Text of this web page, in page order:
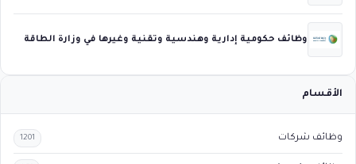
وظائف حكومية إدارية وهندسية وتقنية وغيرها في وزارة الطاقة
الأقسام
وظائف شركات 1201